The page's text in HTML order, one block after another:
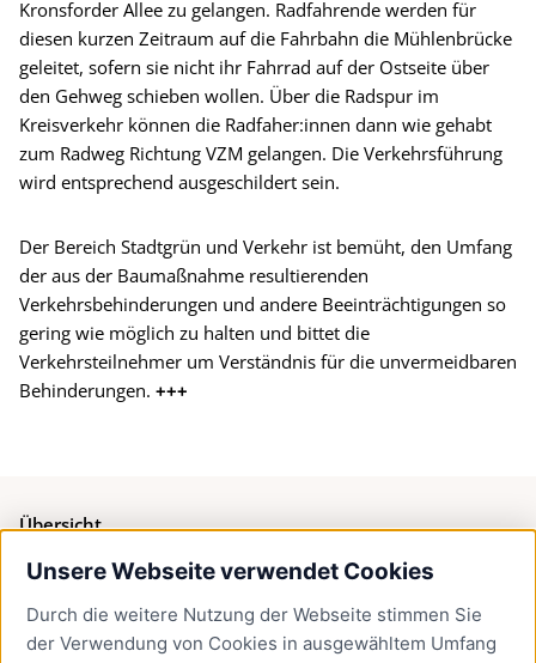
Unsere Webseite verwendet Cookies
Durch die weitere Nutzung der Webseite stimmen Sie
der Verwendung von Cookies in ausgewähltem Umfang
Kronsforder Allee zu gelangen. Radfahrende werden für
diesen kurzen Zeitraum auf die Fahrbahn die Mühlenbrücke
geleitet, sofern sie nicht ihr Fahrrad auf der Ostseite über
den Gehweg schieben wollen. Über die Radspur im
Kreisverkehr können die Radfaher:innen dann wie gehabt
zum Radweg Richtung VZM gelangen. Die Verkehrsführung
wird entsprechend ausgeschildert sein.
Der Bereich Stadtgrün und Verkehr ist bemüht, den Umfang
der aus der Baumaßnahme resultierenden
Verkehrsbehinderungen und andere Beeinträchtigungen so
gering wie möglich zu halten und bittet die
Verkehrsteilnehmer um Verständnis für die unvermeidbaren
Behinderungen. +++
Übersicht
Bürgerservice
Presse
Newsletter Lübeck:kompakt